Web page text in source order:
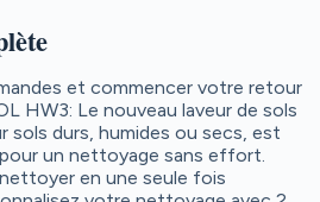
et commencer votre retour
HW3: Le nouveau laveur de sols
sols durs, humides ou secs, est
pour un nettoyage sans effort.
en une seule fois